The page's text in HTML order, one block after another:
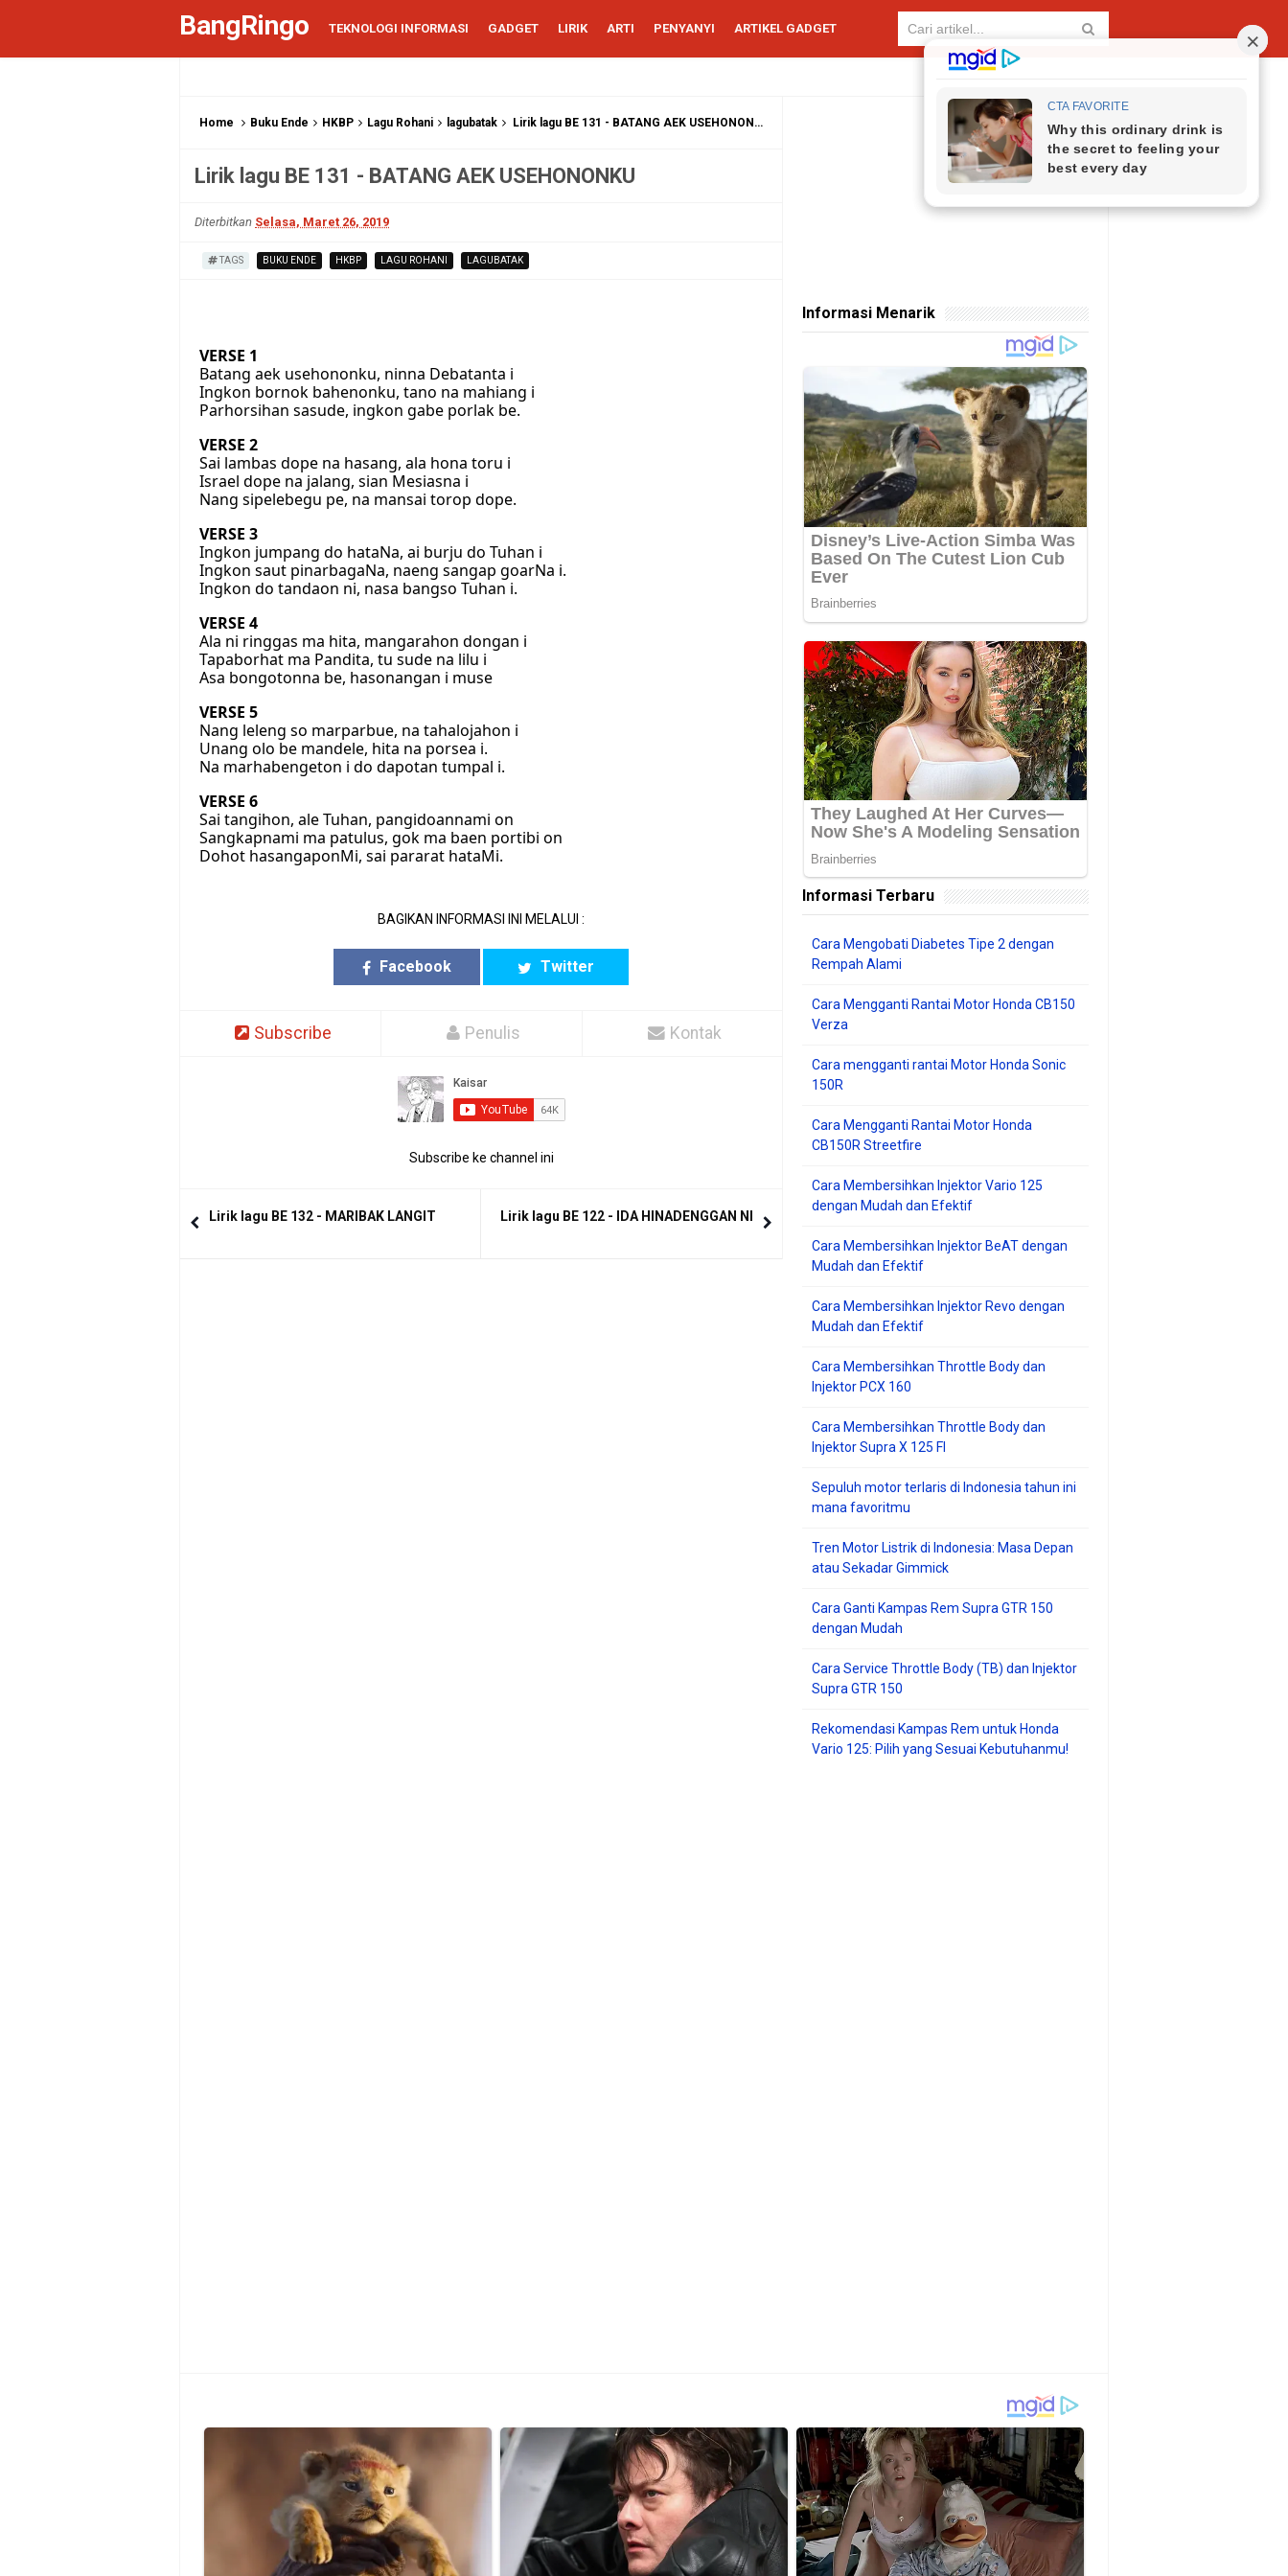
BangRingo TEKNOLOGI INFORMASI GADGET LIRIK ARTI PENYANYI ARTIKEL GADGET
Home Buku Ende HKBP Lagu Rohani lagubatak Lirik lagu BE 131 - BATANG AEK USEHONONKU
Lirik lagu BE 131 - BATANG AEK USEHONONKU
Diterbitkan Selasa, Maret 26, 2019
TAGS BUKU ENDE HKBP LAGU ROHANI LAGUBATAK
VERSE 1
Batang aek usehononku, ninna Debatanta i
Ingkon bornok bahenonku, tano na mahiang i
Parhorsihan sasude, ingkon gabe porlak be.
VERSE 2
Sai lambas dope na hasang, ala hona toru i
Israel dope na jalang, sian Mesiasna i
Nang sipelebegu pe, na mansai torop dope.
VERSE 3
Ingkon jumpang do hataNa, ai burju do Tuhan i
Ingkon saut pinarbagaNa, naeng sangap goarNa i.
Ingkon do tandaon ni, nasa bangso Tuhan i.
VERSE 4
Ala ni ringgas ma hita, mangarahon dongan i
Tapaborhat ma Pandita, tu sude na lilu i
Asa bongotonna be, hasonangan i muse
VERSE 5
Nang leleng so marparbue, na tahalojahon i
Unang olo be mandele, hita na porsea i.
Na marhabengeton i do dapotan tumpal i.
VERSE 6
Sai tangihon, ale Tuhan, pangidoannami on
Sangkapnami ma patulus, gok ma baen portibi on
Dohot hasangaponMi, sai pararat hataMi.
BAGIKAN INFORMASI INI MELALUI :
Facebook Twitter
Subscribe Penulis Kontak
Subscribe ke channel ini
Lirik lagu BE 132 - MARIBAK LANGIT Lirik lagu BE 122 - IDA HINADENGGAN NI
Informasi Menarik
Informasi Terbaru
Cara Mengobati Diabetes Tipe 2 dengan
Rempah Alami
Cara Mengganti Rantai Motor Honda CB150
Verza
Cara mengganti rantai Motor Honda Sonic
150R
Cara Mengganti Rantai Motor Honda
CB150R Streetfire
Cara Membersihkan Injektor Vario 125
dengan Mudah dan Efektif
Cara Membersihkan Injektor BeAT dengan
Mudah dan Efektif
Cara Membersihkan Injektor Revo dengan
Mudah dan Efektif
Cara Membersihkan Throttle Body dan
Injektor PCX 160
Cara Membersihkan Throttle Body dan
Injektor Supra X 125 FI
Sepuluh motor terlaris di Indonesia tahun ini
mana favoritmu
Tren Motor Listrik di Indonesia: Masa Depan
atau Sekadar Gimmick
Cara Ganti Kampas Rem Supra GTR 150
dengan Mudah
Cara Service Throttle Body (TB) dan Injektor
Supra GTR 150
Rekomendasi Kampas Rem untuk Honda
Vario 125: Pilih yang Sesuai Kebutuhanmu!